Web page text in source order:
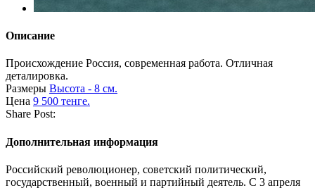
Описание
Происхождение Россия, современная работа. Отличная
деталировка.
Размеры Высота - 8 см.
Цена 9 500 тенге.
Share Post:
Дополнительная информация
Российский революционер, советский политический,
государственный, военный и партийный деятель. С 3 апреля